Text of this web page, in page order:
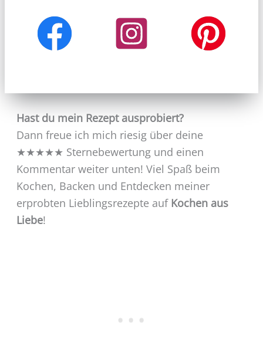
Hast du mein Rezept ausprobiert?
Dann freue ich mich riesig über deine
★★★★★ Sternebewertung und einen
Kommentar weiter unten! Viel Spaß beim
Kochen, Backen und Entdecken meiner
erprobten Lieblingsrezepte auf Kochen aus
Liebe!